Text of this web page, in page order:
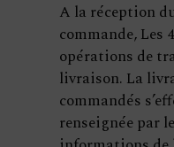
A la réception
commande, Les
opérations de
livraison. La
commandés
renseignée par